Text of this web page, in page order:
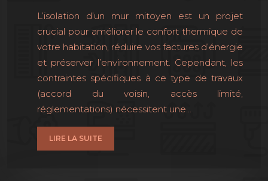
L’isolation d’un mur mitoyen est un projet
crucial pour améliorer le confort thermique de
votre habitation, réduire vos factures d’énergie
et préserver l’environnement. Cependant, les
contraintes spécifiques à ce type de travaux
(accord du voisin, accès limité,
réglementations) nécessitent une…
LIRE LA SUITE